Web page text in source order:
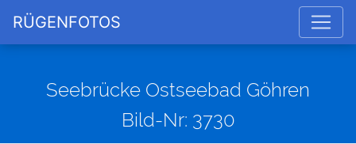
RÜGENFOTOS
Seebrücke Ostseebad Göhren
Bild-Nr: 3730